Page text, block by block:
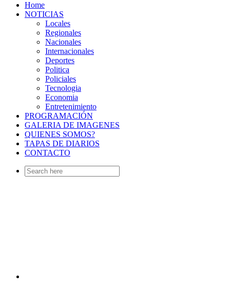
Home
NOTICIAS
Locales
Regionales
Nacionales
Internacionales
Deportes
Politica
Policiales
Tecnologia
Economia
Entretenimiento
PROGRAMACIÓN
GALERIA DE IMAGENES
QUIENES SOMOS?
TAPAS DE DIARIOS
CONTACTO
Search
for: